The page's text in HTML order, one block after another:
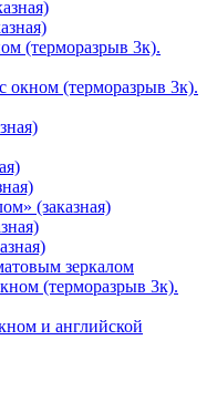
(терморазрыв 3к).
окном (терморазрыв 3к).
(заказная)
зеркалом
(терморазрыв 3к).
и английской